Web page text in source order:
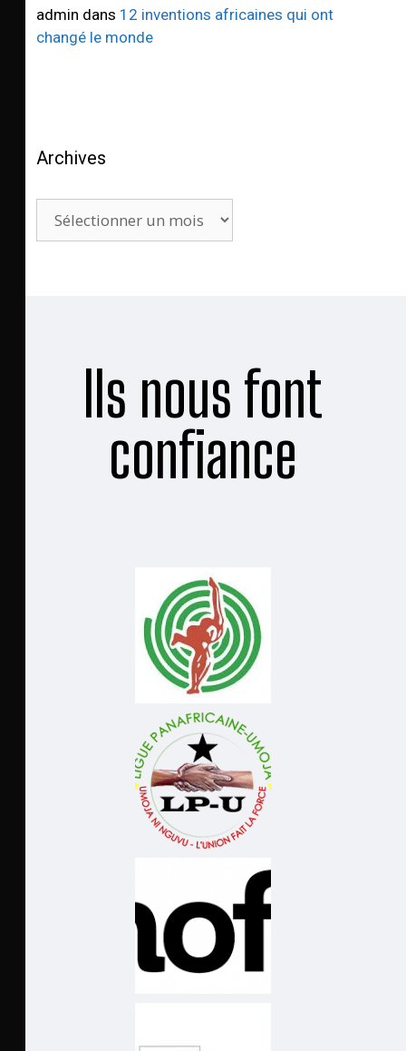
admin dans 12 inventions africaines qui ont
changé le monde
Archives
Ils nous font
confiance